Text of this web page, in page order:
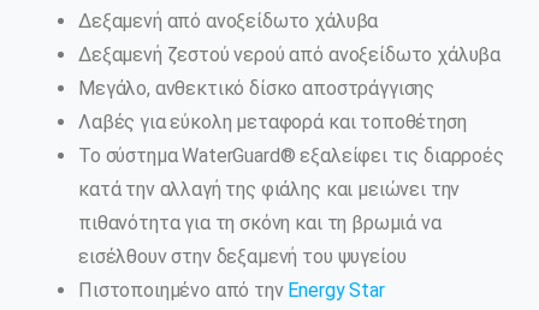
Δεξαμενή από ανοξείδωτο χάλυβα
Δεξαμενή ζεστού νερού από ανοξείδωτο χάλυβα
Μεγάλο, ανθεκτικό δίσκο αποστράγγισης
Λαβές για εύκολη μεταφορά και τοποθέτηση
Το σύστημα WaterGuard® εξαλείφει τις διαρροές
κατά την αλλαγή της φιάλης και μειώνει την
πιθανότητα για τη σκόνη και τη βρωμιά να
εισέλθουν στην δεξαμενή του ψυγείου
Πιστοποιημένο από την Energy Star